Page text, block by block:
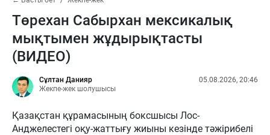
Төрехан Сабырхан мексикалық
мықтымен жұдырықтасты
(ВИДЕО)
Сұлтан Данияр
Жекпе-жек шолушысы
05.08.2026, 20:46
Қазақстан құрамасының боксшысы Лос-
Анджелестегі оқу-жаттығу жиыны кезінде тәжірибелі